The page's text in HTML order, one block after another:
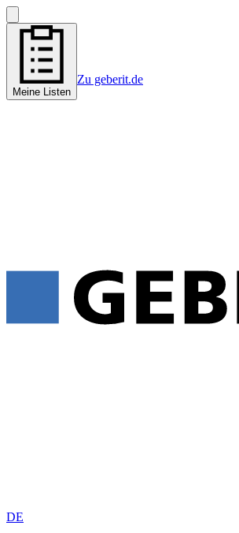
Meine Listen
Zu geberit.de
DE